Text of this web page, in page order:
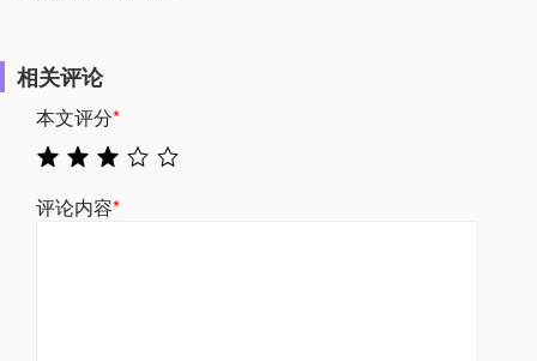
相关评论
本文评分*
评论内容*